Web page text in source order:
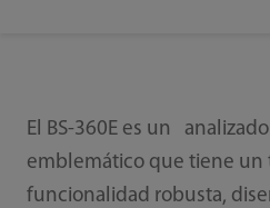
El BS-360E es un
emblemático que tiene un
funcionalidad robusta,